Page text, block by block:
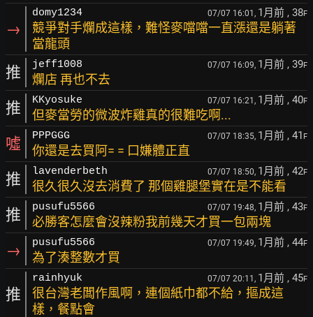
→
domy1234 07/07 16:01, 1月前 , 38F
競爭對手爛成這樣，難怪麥噹噹一直漲還是躺著
當龍頭
推 jeff1008 07/07 16:09, 1月前 , 39F
爛店 再也不去
推 KKyosuke 07/07 16:21, 1月前 , 40F
但麥當勞的微波炸雞真的很難吃啊...
噓 PPPGGG 07/07 18:35, 1月前 , 41 F
你還是去買阿= = 口嫌體正直
推 lavenderbeth 07/07 18:50, 1月前 , 42F
很久很久沒去消費了 那個雞腿堡實在是不能看
推 pusufu5566 07/07 19:48, 1月前 , 43F
必勝客怎麼會沒辣粉我前幾天才買一包兩塊
→ pusufu5566 07/07 19:49, 1月前 , 44F
為了湊整數才買
推
rainhyuk 07/07 20:11, 1月前 , 45F
很台灣老闆作風啊，連個紙巾都不給，摳成這
樣，餐點會